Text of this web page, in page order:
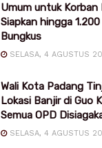
Umum untuk Korban
Siapkan hingga 1.200
Bungkus
SELASA, 4 AGUSTUS
Wali Kota Padang
Lokasi Banjir di Guo
Semua OPD
SELASA, 4 AGUSTUS